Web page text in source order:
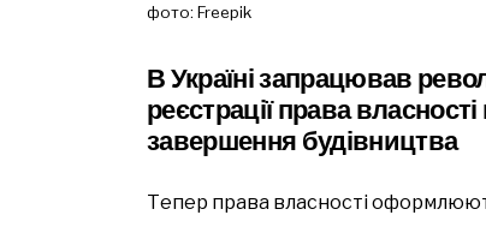
фото: Freepik
В Україні запрацював
реєстрації права
завершення будівництва
Тепер права власності